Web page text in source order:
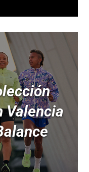
Valencia